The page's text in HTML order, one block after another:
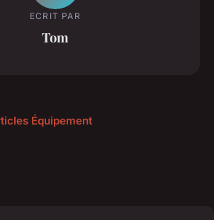
ECRIT PAR
Tom
Équipement